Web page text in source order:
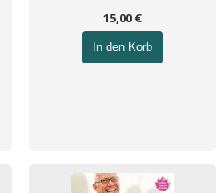
15,00 €
In den Korb